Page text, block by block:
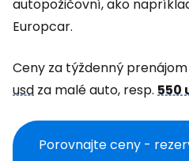
autopožičovní, ako
Europcar.
Ceny za týždenný
usd za malé auto, resp. 550
Porovnajte ceny -